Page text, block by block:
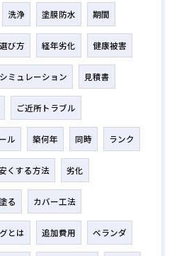
洗浄 塗膜防水 期間
選び方 経年劣化 健康被害
シミュレーション 見積書
ご近所トラブル
ル 築何年 同時 ランク
くする方法 劣化
る カバー工法
とは 追加費用 ベランダ